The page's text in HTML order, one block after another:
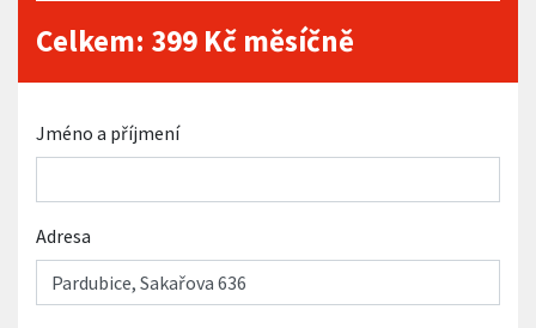
Celkem: 399 Kč měsíčně
Jméno a příjmení
Adresa